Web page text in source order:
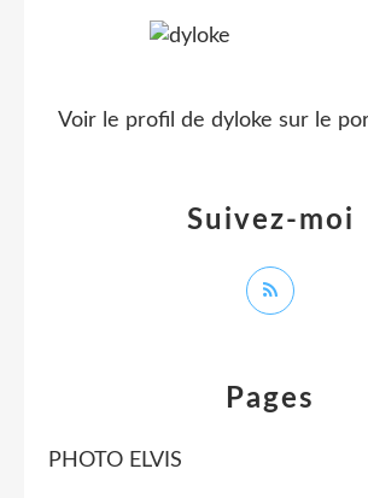
Pages
PHOTO ELVIS
Suivez-moi
Voir le profil de dyloke sur le